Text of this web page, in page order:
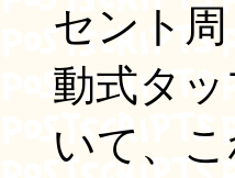
セント
動式タ
いて、